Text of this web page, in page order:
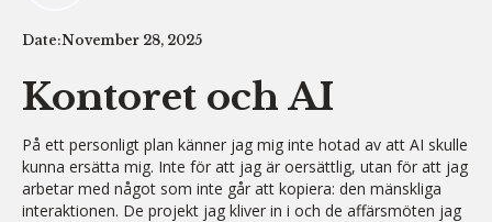
Date:November 28, 2025
Kontoret och AI
På ett personligt plan känner jag mig inte hotad av att AI skulle
kunna ersätta mig. Inte för att jag är oersättlig, utan för att jag
arbetar med något som inte går att kopiera: den mänskliga
interaktionen. De projekt jag kliver in i och de affärsmöten jag